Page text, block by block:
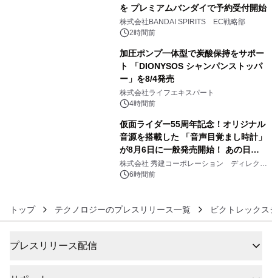
を プレミアムバンダイで予約受付開始
株式会社BANDAI SPIRITS EC戦略部
2時間前
加圧ポンプ一体型で炭酸保持をサポー
ト 「DIONYSOS シャンパンストッパ
ー」を8/4発売
株式会社ライフエキスパート
4時間前
仮面ライダー55周年記念！オリジナル
音源を搭載した 「音声目覚まし時計」
が8月6日に一般発売開始！ あの日の
大興奮が今甦る
株式会社 秀建コーポレーション ディレクト
アートギャラリー
6時間前
トップ テクノロジーのプレスリリース一覧 ビクトレック
プレスリリース配信